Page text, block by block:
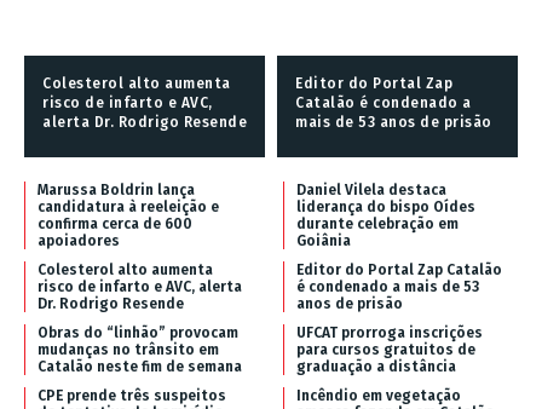
Colesterol alto aumenta
risco de infarto e AVC,
alerta Dr. Rodrigo Resende
Editor do Portal Zap
Catalão é condenado a
mais de 53 anos de prisão
Marussa Boldrin lança
candidatura à reeleição e
confirma cerca de 600
apoiadores
Daniel Vilela destaca
liderança do bispo Oídes
durante celebração em
Goiânia
Colesterol alto aumenta
risco de infarto e AVC, alerta
Dr. Rodrigo Resende
Editor do Portal Zap Catalão
é condenado a mais de 53
anos de prisão
Obras do “linhão” provocam
mudanças no trânsito em
Catalão neste fim de semana
UFCAT prorroga inscrições
para cursos gratuitos de
graduação a distância
CPE prende três suspeitos
Incêndio em vegetação